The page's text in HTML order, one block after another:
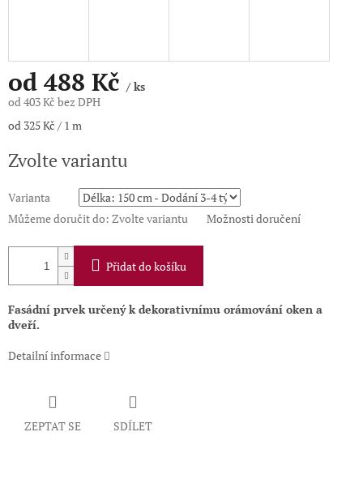
od 488 Kč / ks
od403 Kč bez DPH
Měrná
od 325 Kč / 1 m
Zvolte variantu
Varianta
Můžeme doručit do: Zvolte variantu Možnosti doručení
Přidat do košíku
Fasádní prvek určený k dekorativnímu orámování oken a
dveří.
Detailní informace
ZEPTAT SE SDÍLET